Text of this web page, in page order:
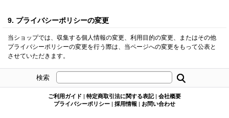
9. プライバシーポリシーの変更
当ショップでは、収集する個人情報の変更、利用目的の変更、またはその他
プライバシーポリシーの変更を行う際は、当ページへの変更をもって公表と
させていただきます。
検索
ご利用ガイド | 特定商取引法に関する表記 | 会社概要
プライバシーポリシー | 採用情報 | お問い合わせ